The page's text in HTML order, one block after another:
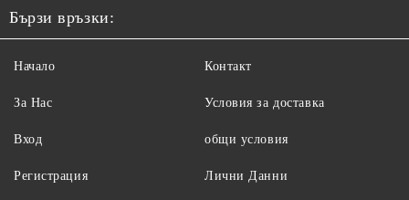
Бързи връзки:
Начало
За Нас
Вход
Регистрация
Контакт
Условия за доставка
общи условия
Лични Данни